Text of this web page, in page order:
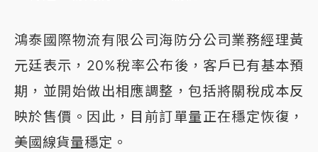
鴻泰國際物流有限公司海防分公司業務經理黃
元廷表示，20%稅率公布後，客戶已有基本預
期，並開始做出相應調整，包括將關稅成本反
映於售價。因此，目前訂單量正在穩定恢復，
美國線貨量穩定。